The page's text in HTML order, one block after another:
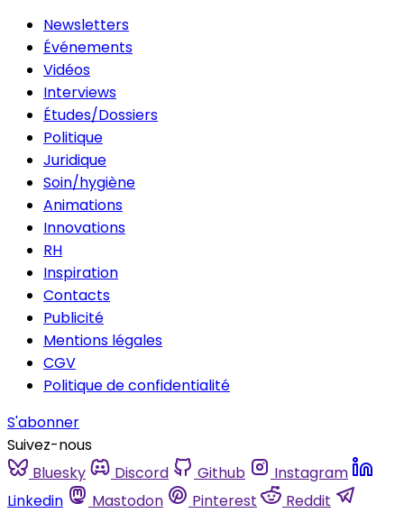
Newsletters
Événements
Vidéos
Interviews
Études/Dossiers
Politique
Juridique
Soin/hygiène
Animations
Innovations
RH
Inspiration
Contacts
Publicité
Mentions légales
CGV
Politique de confidentialité
S'abonner
Suivez-nous
Bluesky
Discord Github
Instagram
Linkedin
Mastodon Pinterest
Reddit